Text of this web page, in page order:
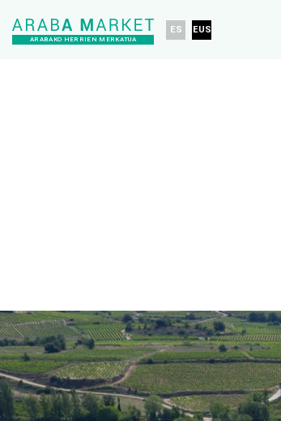
ARABAKO HERRIEN MERKATUA
ES EUS